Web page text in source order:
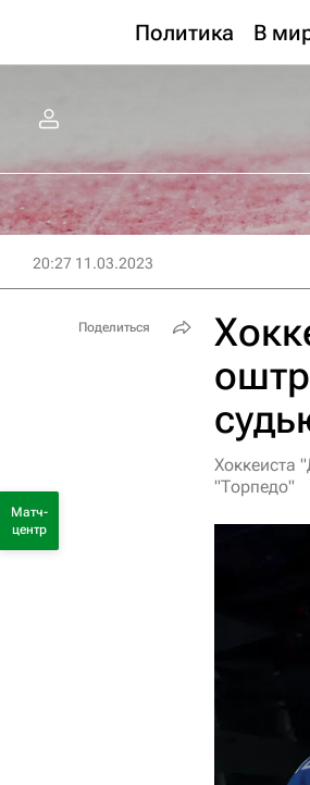
Политика В
20:27 11.03.2023
Хоккеиста
"Торпедо"
Поделиться
Матч-
центр